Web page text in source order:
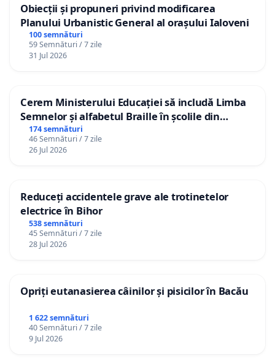
Obiecții și propuneri privind modificarea
Planului Urbanistic General al orașului Ialoveni
100 semnături
59 Semnături / 7 zile
31 Jul 2026
Cerem Ministerului Educației să includă Limba
Semnelor și alfabetul Braille în școlile din
Republica Moldova!
174 semnături
46 Semnături / 7 zile
26 Jul 2026
Reduceți accidentele grave ale trotinetelor
electrice în Bihor
538 semnături
45 Semnături / 7 zile
28 Jul 2026
Opriți eutanasierea câinilor și pisicilor în Bacău
1 622 semnături
40 Semnături / 7 zile
9 Jul 2026